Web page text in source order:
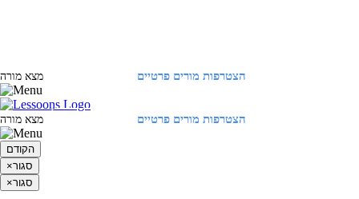
הצטרפות מורים פרטיים מצא מורה
הצטרפות מורים פרטיים מצא מורה
הקודם
×סגור
×סגור